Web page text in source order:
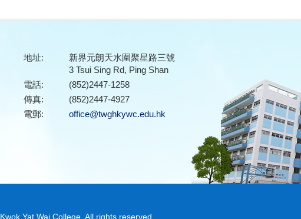
地址:
新界元朗天水圍聚星路三號
3 Tsui Sing Rd, Ping Shan
電話:
(852)2447-1258
傳真:
(852)2447-4927
電郵:
office@twghkywc.edu.hk
Yat Wai College. All rights reserved.